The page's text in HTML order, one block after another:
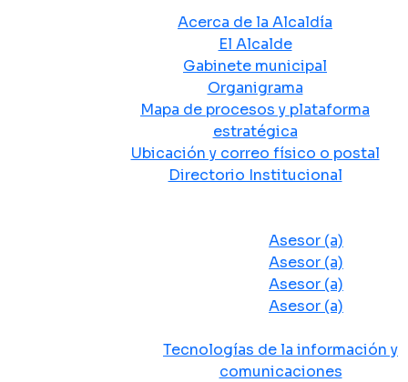
Acerca de la Alcaldía
El Alcalde
Gabinete municipal
Organigrama
Mapa de procesos y plataforma
estratégica
Ubicación y correo físico o postal
Directorio Institucional
Asesor (a)
Asesor (a)
Asesor (a)
Asesor (a)
Tecnologías de la información y
comunicaciones